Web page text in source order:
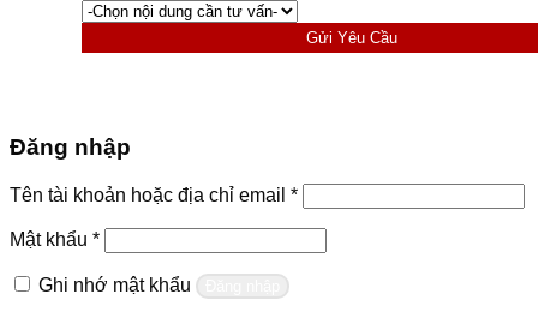
Gửi Yêu Cầu
Đăng nhập
Tên tài khoản hoặc địa chỉ email *Bắt
buộc
Mật khẩu *Bắt
buộc
Ghi nhớ mật khẩu